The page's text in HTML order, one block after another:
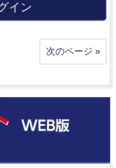
イン
次のページ »